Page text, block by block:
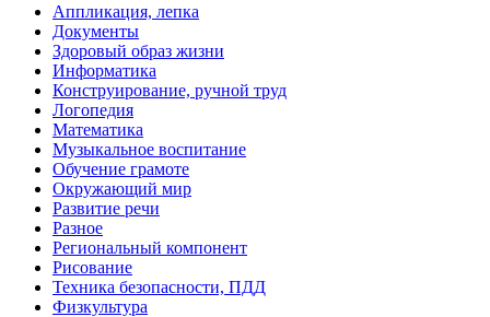
Аппликация, лепка
Документы
Здоровый образ жизни
Информатика
Конструирование, ручной труд
Логопедия
Математика
Музыкальное воспитание
Обучение грамоте
Окружающий мир
Развитие речи
Разное
Региональный компонент
Рисование
Техника безопасности, ПДД
Физкультура